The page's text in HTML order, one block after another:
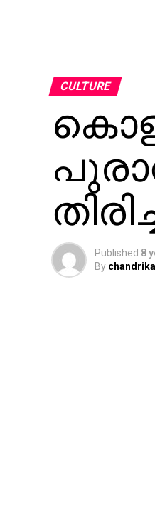
CULTURE
Published 8
By chandrika